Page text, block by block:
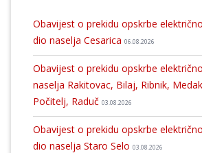
Obavijest o prekidu opskrbe
dio naselja Cesarica 06.08.2026
Obavijest o prekidu opskrbe
naselja Rakitovac, Bilaj, Ribnik,
Počitelj, Raduč 03.08.2026
Obavijest o prekidu opskrbe
dio naselja Staro Selo 03.08.2026